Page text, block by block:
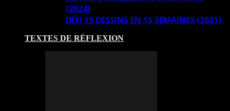
(2024)
DÉFI 15 DESSINS EN 15 SEMAINES (2021)
TEXTES DE RÉFLEXION